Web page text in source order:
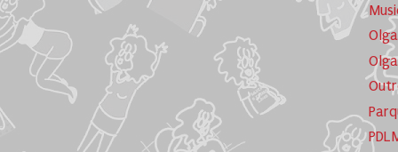
Olga